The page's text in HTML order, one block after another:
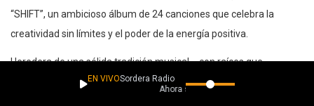
“SHIFT”, un ambicioso álbum de 24 canciones que celebra la
creatividad sin límites y el poder de la energía positiva.
Heredera de una sólida tradición musical —con raíces que
conectan tanto con The Gap Band como con Minnie Riperton—,
EN VIVOSordera Radio
Ahora suena